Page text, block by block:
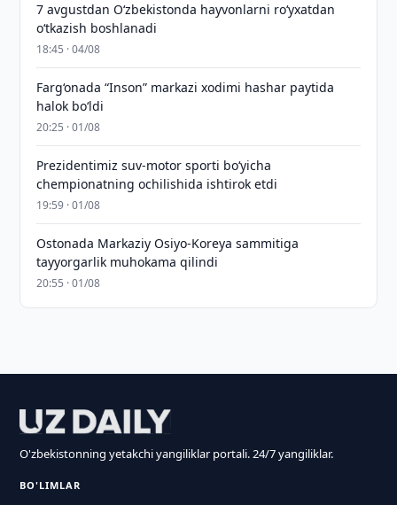
7 avgustdan O‘zbekistonda hayvonlarni ro‘yxatdan
o‘tkazish boshlanadi
18:45 · 04/08
Farg‘onada “Inson” markazi xodimi hashar paytida
halok bo‘ldi
20:25 · 01/08
Prezidentimiz suv-motor sporti bo‘yicha
chempionatning ochilishida ishtirok etdi
19:59 · 01/08
Ostonada Markaziy Osiyo-Koreya sammitiga
tayyorgarlik muhokama qilindi
20:55 · 01/08
O'zbekistonning yetakchi yangiliklar portali. 24/7 yangiliklar.
BO'LIMLAR